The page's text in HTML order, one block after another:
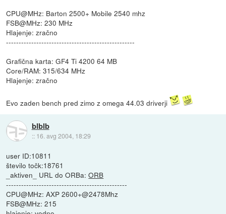
CPU@MHz: Barton 2500+ Mobile 2540 mhz
FSB@MHz: 230 MHz
Hlajenje: zračno
---------------------------------------------------
Grafična karta: GF4 Ti 4200 64 MB
Core/RAM: 315/634 MHz
Hlajenje: zračno
Evo zaden bench pred zimo z omega 44.03 driverji
blblb
:: 16. avg 2004, 18:29
user ID:10811
število točk:18761
_aktiven_ URL do ORBa:ORB
------------------------------------------------
CPU@MHz: AXP 2600+@2478Mhz
FSB@MHz: 215